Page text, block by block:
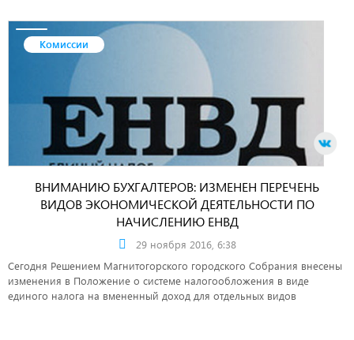
Комиссии
ВНИМАНИЮ БУХГАЛТЕРОВ: ИЗМЕНЕН ПЕРЕЧЕНЬ
ВИДОВ ЭКОНОМИЧЕСКОЙ ДЕЯТЕЛЬНОСТИ ПО
НАЧИСЛЕНИЮ ЕНВД
29 ноября 2016, 6:38
Сегодня Решением Магнитогорского городского Собрания внесены
изменения в Положение о системе налогообложения в виде
единого налога на вмененный доход для отдельных видов